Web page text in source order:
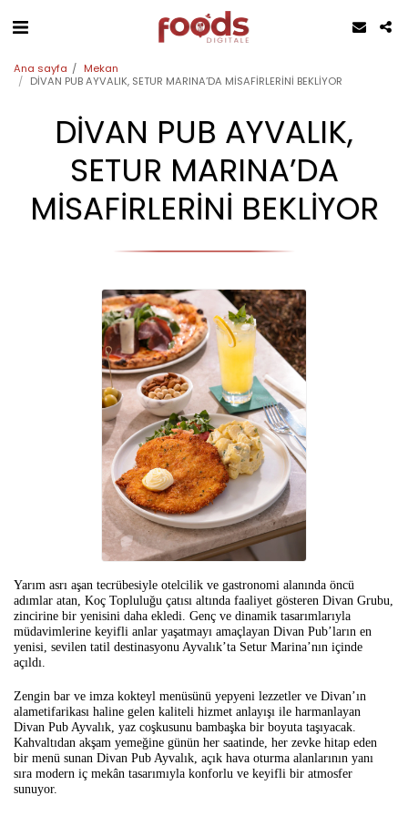
Ana sayfa
Mekan
DİVAN PUB AYVALIK, SETUR MARINA’DA MİSAFİRLERİNİ BEKLİYOR
DİVAN PUB AYVALIK,
SETUR MARINA’DA
MİSAFİRLERİNİ BEKLİYOR
Yarım asrı aşan tecrübesiyle otelcilik ve gastronomi alanında öncü
adımlar atan, Koç Topluluğu çatısı altında faaliyet gösteren Divan Grubu,
zincirine bir yenisini daha ekledi. Genç ve dinamik tasarımlarıyla
müdavimlerine keyifli anlar yaşatmayı amaçlayan Divan Pub’ların en
yenisi, sevilen tatil destinasyonu Ayvalık’ta Setur Marina’nın içinde
açıldı.
Zengin bar ve imza kokteyl menüsünü yepyeni lezzetler ve Divan’ın
alametifarikası haline gelen kaliteli hizmet anlayışı ile harmanlayan
Divan Pub Ayvalık, yaz coşkusunu bambaşka bir boyuta taşıyacak.
Kahvaltıdan akşam yemeğine günün her saatinde, her zevke hitap eden
bir menü sunan Divan Pub Ayvalık, açık hava oturma alanlarının yanı
sıra modern iç mekân tasarımıyla konforlu ve keyifli bir atmosfer
sunuyor.